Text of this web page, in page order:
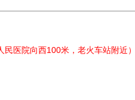
医院向西100米，老火车站附近）